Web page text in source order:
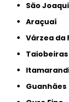
São
Araçuaí
Várzea
Taiobeiras
Guanhães